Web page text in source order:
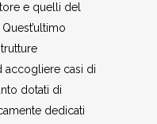
e quelli del
accogliere casi di
dotati di
dedicati